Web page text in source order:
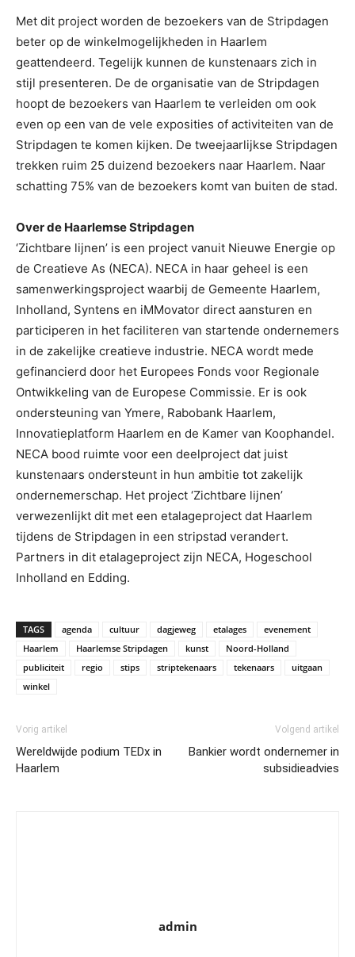
Met dit project worden de bezoekers van de Stripdagen
beter op de winkelmogelijkheden in Haarlem
geattendeerd. Tegelijk kunnen de kunstenaars zich in
stijl presenteren. De de organisatie van de Stripdagen
hoopt de bezoekers van Haarlem te verleiden om ook
even op een van de vele exposities of activiteiten van de
Stripdagen te komen kijken. De tweejaarlijkse Stripdagen
trekken ruim 25 duizend bezoekers naar Haarlem. Naar
schatting 75% van de bezoekers komt van buiten de stad.
Over de Haarlemse Stripdagen
‘Zichtbare lijnen’ is een project vanuit Nieuwe Energie op
de Creatieve As (NECA). NECA in haar geheel is een
samenwerkingsproject waarbij de Gemeente Haarlem,
Inholland, Syntens en iMMovator direct aansturen en
participeren in het faciliteren van startende ondernemers
in de zakelijke creatieve industrie. NECA wordt mede
gefinancierd door het Europees Fonds voor Regionale
Ontwikkeling van de Europese Commissie. Er is ook
ondersteuning van Ymere, Rabobank Haarlem,
Innovatieplatform Haarlem en de Kamer van Koophandel.
NECA bood ruimte voor een deelproject dat juist
kunstenaars ondersteunt in hun ambitie tot zakelijk
ondernemerschap. Het project ‘Zichtbare lijnen’
verwezenlijkt dit met een etalageproject dat Haarlem
tijdens de Stripdagen in een stripstad verandert.
Partners in dit etalageproject zijn NECA, Hogeschool
Inholland en Edding.
TAGS agenda cultuur dagjeweg etalages
evenement
Haarlem
Haarlemse Stripdagen kunst
Noord-Holland
publiciteit
regio stips striptekenaars tekenaars
uitgaan
winkel
Vorig artikel
Wereldwijde podium TEDx in
Haarlem
Volgend artikel
Bankier wordt ondernemer in
subsidieadvies
admin